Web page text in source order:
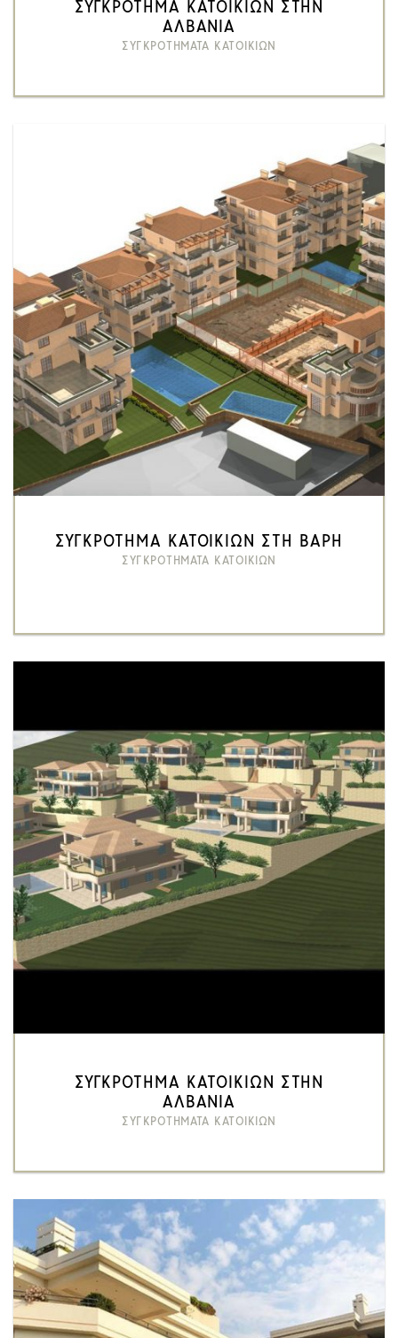
ΣΥΓΚΡΟΤΗΜΑ ΚΑΤΟΙΚΙΩΝ ΣΤΗΝ
ΑΛΒΑΝΙΑ
ΣΥΓΚΡΟΤΗΜΑΤΑ ΚΑΤΟΙΚΙΩΝ
ΣΥΓΚΡΟΤΗΜΑ ΚΑΤΟΙΚΙΩΝ ΣΤΗ ΒΑΡΗ
ΣΥΓΚΡΟΤΗΜΑΤΑ ΚΑΤΟΙΚΙΩΝ
ΣΥΓΚΡΟΤΗΜΑ ΚΑΤΟΙΚΙΩΝ ΣΤΗΝ
ΑΛΒΑΝΙΑ
ΣΥΓΚΡΟΤΗΜΑΤΑ ΚΑΤΟΙΚΙΩΝ